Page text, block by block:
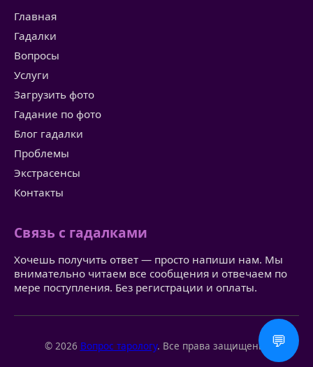
Главная
Гадалки
Вопросы
Услуги
Загрузить фото
Гадание по фото
Блог гадалки
Проблемы
Экстрасенсы
Контакты
Связь с гадалками
Хочешь получить ответ — просто напиши нам. Мы
внимательно читаем все сообщения и отвечаем по
мере поступления. Без регистрации и оплаты.
© 2026 Вопрос тарологу. Все права защищены. 💬